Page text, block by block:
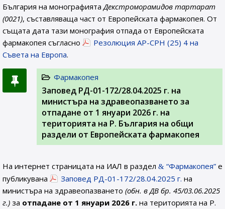
България на монографиятаДекстроморамидов тартaрат
(0021), съставляваща част от Европейската фармакопея. От
същата дата тази монография отпада от Европейската
фармакопея съгласно
Резолюция AP-CPH (25) 4 на
Съвета на Европа.
Фармакопея
Заповед РД-01-172/28.04.2025 г. на
министъра на здравеопазването за
отпадане от 1 януари 2026 г. на
територията на Р. България на общи
раздели от Европейската фармакопея
На интернет страницата на ИАЛ в раздел “Фармакопея” е
публикувана
Заповед РД-01-172/28.04.2025 г. на
министъра на здравеопазването (обн. в ДВ бр. 45/03.06.2025
г.) за отпадане от 1 януари 2026 г. на територията на Р.